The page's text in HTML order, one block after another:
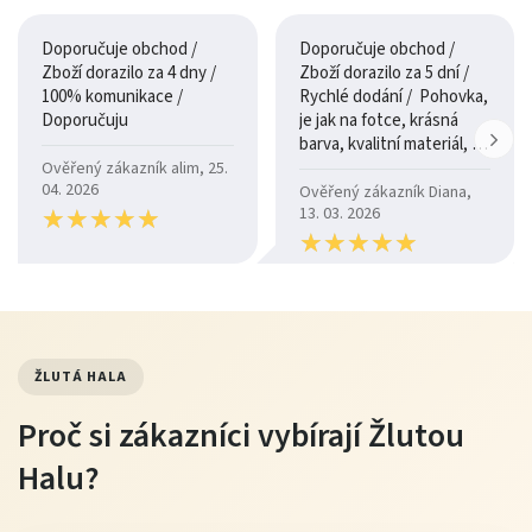
Doporučuje obchod /
Zboží dorazilo za 4 dny /
100% komunikace /
Doporučuju
Ověřený zákazník alim, 25.
04. 2026
★★★★★
★★★★★
Doporučuje obchod /
Zboží dorazilo za 5 dní /
Rychlé dodání / Pohovka,
je jak na fotce, krásná
barva, kvalitní materiál, a
Ověřený zákazník Diana,
13. 03. 2026
★★★★★
★★★★★
ŽLUTÁ HALA
Proč si zákazníci vybírají Žlutou
Halu?